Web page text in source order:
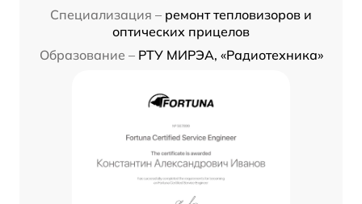
Специализация – ремонт тепловизоров и
оптических прицелов
Образование – РТУ МИРЭА, «Радиотехника»